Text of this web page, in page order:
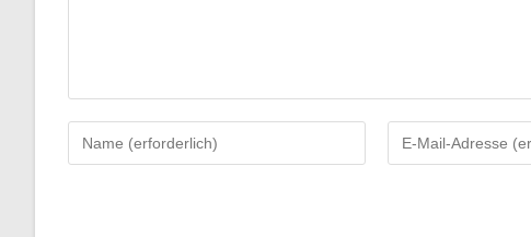
deinen
deine